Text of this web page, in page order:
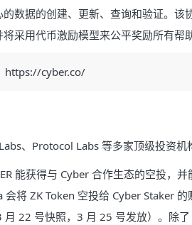
的数据的创建、更新、查询和验证。
采用代币激励模型来公平奖励所有帮
https://cyber.co/
、Protocol Labs 等多家顶级投资机
能获得与 Cyber 合作生态的空投，
会将 ZK Token 空投给 Cyber Staker
月 22 号快照，3 月 25 号发放）。除